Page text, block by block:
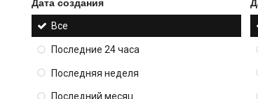
Дата создания
Все
Последние 24 часа
Последняя неделя
Последний месяц